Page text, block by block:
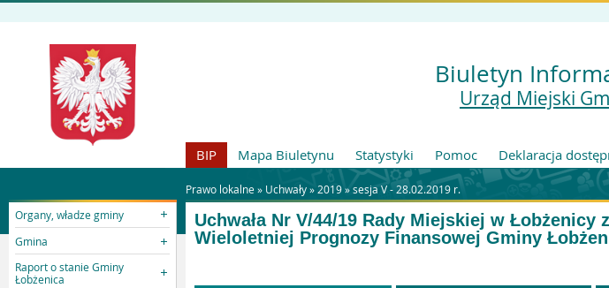
Biuletyn
Urząd Miejski
BIP Mapa Biuletynu Statystyki Pomoc Deklaracja
Prawo lokalne » Uchwały» 2019»sesja V - 28.02.2019 r.
Organy, władze gminy
Gmina
Raport o stanie Gminy
Łobżenica
Uchwała Nr V/44/19 Rady Miejskiej w
Wieloletniej Prognozy Finansowej Gminy